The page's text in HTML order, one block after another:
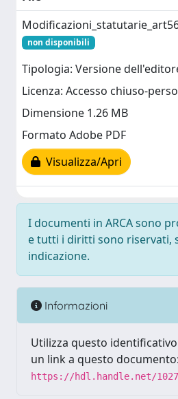
non disponibili
Tipologia: Versione
Licenza: Accesso chiuso-
Dimensione 1.26 MB
Formato Adobe PDF
Visualizza/Apri
I documenti in ARCA sono
e tutti i diritti sono riservati,
indicazione.
Informazioni
Utilizza questo
un link a questo documento:
https://hdl.handle.net/